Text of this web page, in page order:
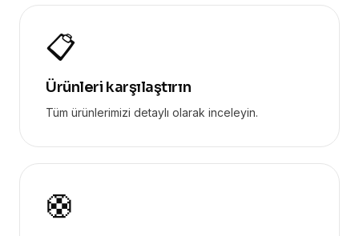
📋
Ürünleri karşılaştırın
Tüm ürünlerimizi detaylı olarak inceleyin.
🛟